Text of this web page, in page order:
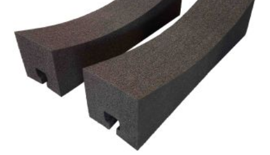
Culla
Espanso
per
kayak